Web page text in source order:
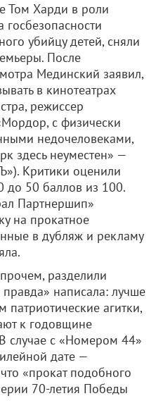
Том Харди в роли
убийцу детей, сняли
После
Мединский заявил,
в кинотеатрах
режиссер
с физически
недочеловеками,
здесь неуместен» —
Критики оценили
до 50 баллов из 100.
Партнершип»
на прокатное
в дубляж и рекламу
разделили
написала: лучше
патриотические агитки,
к годовщине
случае с «Номером 44»
дате —
«прокат подобного
70-летия Победы